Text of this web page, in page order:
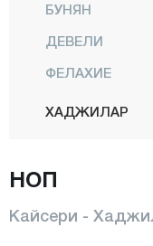
БУНЯН
ДЕВЕЛИ
ФЕЛАХИЕ
ХАДЖИЛАР
КОДЖАСИНАН
МЕЛИКГАЗИ
НОП
Кайсери -